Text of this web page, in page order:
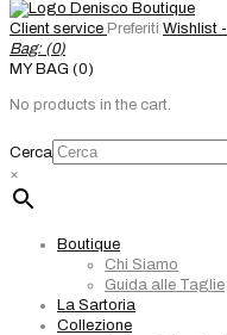
Client service Preferiti Wishlist -
Bag: (0)
MY BAG (0)
No products in the cart.
Cerca
×
Boutique
Chi Siamo
Guida alle Taglie
La Sartoria
Collezione